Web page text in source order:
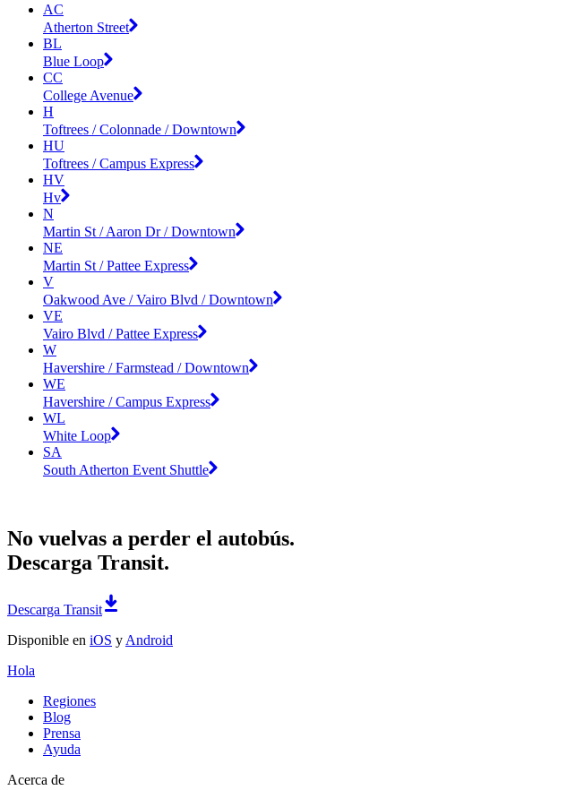
AC
Atherton Street
BL
Blue Loop
CC
College Avenue
H
Toftrees / Colonnade / Downtown
HU
Toftrees / Campus Express
HV
Hv
N
Martin St / Aaron Dr / Downtown
NE
Martin St / Pattee Express
V
Oakwood Ave / Vairo Blvd / Downtown
VE
Vairo Blvd / Pattee Express
W
Havershire / Farmstead / Downtown
WE
Havershire / Campus Express
WL
White Loop
SA
South Atherton Event Shuttle
No vuelvas a perder el autobús.
Descarga Transit.
Descarga Transit
Disponible en iOS y Android
Hola
Regiones
Blog
Prensa
Ayuda
Acerca de